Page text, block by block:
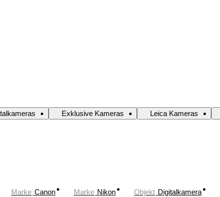
Exklusive Kameras Leica Kameras
Marke Canon Marke Nikon Objekt Digitalkamera